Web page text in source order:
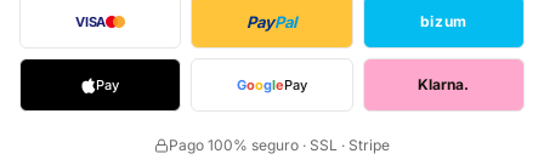
VISA PayPal bizum
Pay GooglePay Klarna.
Pago 100% seguro · SSL · Stripe